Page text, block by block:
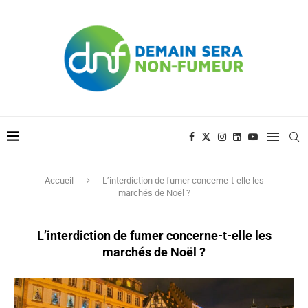
Accueil
L’interdiction de fumer concerne-t-elle les
marchés de Noël ?
L’interdiction de fumer concerne-t-elle les
marchés de Noël ?